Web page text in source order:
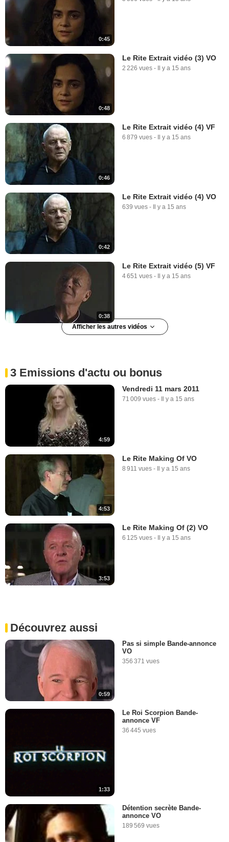
0:45
0:48
Le Rite Extrait vidéo (3) VO
2 226 vues - Il y a 15 ans
0:46
Le Rite Extrait vidéo (4) VF
6 879 vues - Il y a 15 ans
0:42
Le Rite Extrait vidéo (4) VO
639 vues - Il y a 15 ans
0:38
Le Rite Extrait vidéo (5) VF
4 651 vues - Il y a 15 ans
Afficher les autres vidéos
0:57
3 Emissions d'actu ou bonus
4:59
Vendredi 11 mars 2011
71 009 vues - Il y a 15 ans
4:53
Le Rite Making Of VO
8 911 vues - Il y a 15 ans
3:53
Le Rite Making Of (2) VO
6 125 vues - Il y a 15 ans
Découvrez aussi
0:59
Pas si simple Bande-annonce
VO
356 371 vues
1:33
Le Roi Scorpion Bande-
annonce VF
36 445 vues
Détention secrète Bande-
annonce VO
189 569 vues